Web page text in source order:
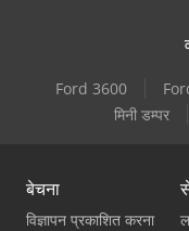
Ford 3600
मिनी डम्पर
बेचना
विज्ञापन प्रकाशित करना